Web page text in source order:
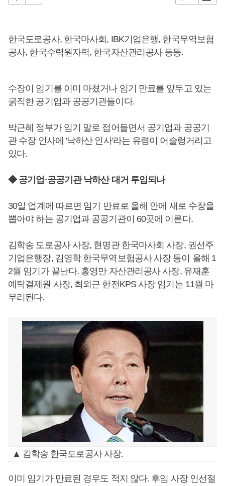
한국도로공사, 한국마사회, IBK기업은행, 한국무역보험
공사, 한국수력원자력, 한국자산관리공사 등등.
수장이 임기를 이미 마쳤거나 임기 만료를 앞두고 있는
굵직한 공기업과 공공기관들이다.
박근혜 정부가 임기 말로 접어들면서 공기업과 공공기
관 수장 인사에 '낙하산 인사'라는 유령이 어슬렁거리고
있다.
◆ 공기업·공공기관 낙하산 대거 투입되나
30일 업계에 따르면 임기 만료로 올해 안에 새로 수장을
뽑아야 하는 공기업과 공공기관이 60곳에 이른다.
김학송 도로공사 사장, 현명관 한국마사회 사장, 권선주
기업은행장, 김영학 한국무역보험공사 사장 등이 올해 1
2월 임기가 끝난다. 홍영만 자산관리공사 사장, 유재훈
예탁결제원 사장, 최외근 한전KPS 사장 임기는 11월 마
무리된다.
▲ 김학송 한국도로공사 사장.
이미 임기가 만료된 경우도 적지 않다. 후임 사장 인선절